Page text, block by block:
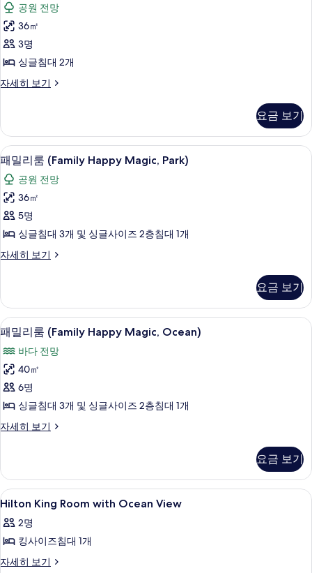
기
세
히
기
룸
(Twin
Hilton
Room,
Park)
모
두
보
기
공원 전망
36㎡
3명
싱글침대 2개
자세히 보기
트
Hilton
Room,
Park)
자
세
히
기
요금 보기
패
밀
리
룸
(Family
Happy
Magic,
진
모
두
보
기
패밀리룸 (Family Happy Magic, Park)
12
패밀리룸 (Family Happy Magic, Park)
공원 전망
36㎡
5명
싱글침대 3개 및 싱글사이즈 2층침대 1개
자세히 보기
패
(Family
Happy
Magic,
Park)
자
세
보
기
요금 보기
패
밀
리
룸
(Family
Happy
Magic,
진
모
두
보
패밀리룸 (Family Happy Magic,
15
패밀리룸 (Family Happy Magic, Ocean)
바다 전망
40㎡
6명
싱글침대 3개 및 싱글사이즈 2층침대 1개
자세히 보기
패
(Family
Happy
Magic,
자
세
보
요금 보기
Hilton
King
Room
with
Ocean
객실 내 금고, 책상, 암막 커튼, 방음 설비
4
Hilton King Room with Ocean View
2명
킹사이즈침대 1개
자세히 보기
Hilton